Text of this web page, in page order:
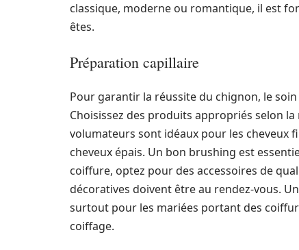
classique, moderne ou romantique, il est
êtes.
Préparation capillaire
Pour garantir la réussite du chignon, le
Choisissez des produits appropriés selon
volumateurs sont idéaux pour les cheveux
cheveux épais. Un bon brushing est
coiffure, optez pour des accessoires de
décoratives doivent être au rendez-vous.
surtout pour les mariées portant des
coiffage.